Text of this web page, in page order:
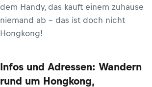
dem Handy, das kauft einem zuhause
niemand ab – das ist doch nicht
Hongkong!
Infos und Adressen: Wandern
rund um Hongkong,